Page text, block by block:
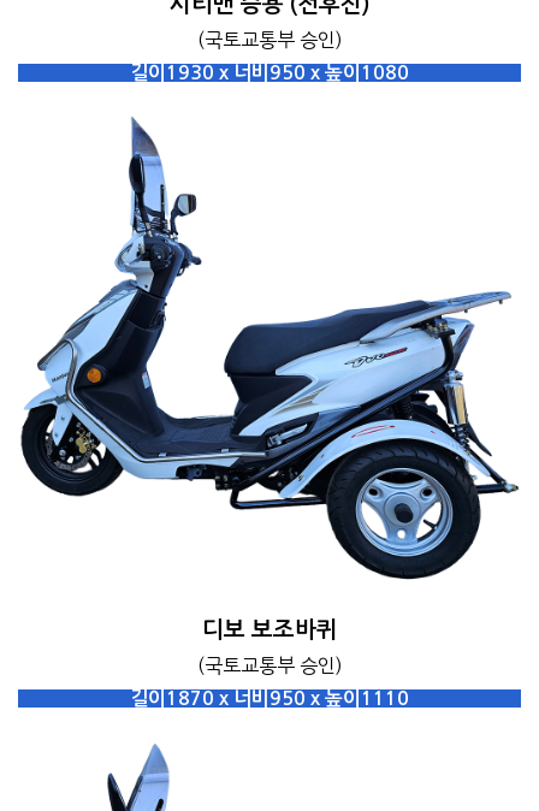
(국토교통부 승인)
길이1930 x 너비950 x 높이1080
디보 보조바퀴
(국토교통부 승인)
길이1870 x 너비950 x 높이1110